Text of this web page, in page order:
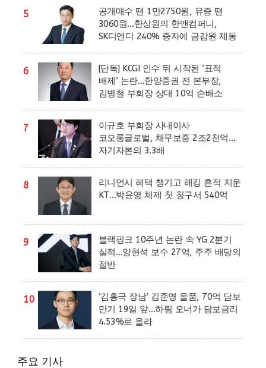
5
공개매수 땐 1만2750원, 유증 땐
3060원…한상원의 한앤컴퍼니,
SK디앤디 240% 증자에 금감원 제동
6
[단독] KCGI 인수 뒤 시작된 ‘표적
배제’ 논란…한양증권 전 본부장,
김병철 부회장 상대 10억 손배소
7
이규호 부회장 사내이사
코오롱글로벌, 채무보증 2조2천억…
자기자본의 3.3배
8
리니언시 혜택 챙기고 해킹 흔적 지운
KT…박윤영 체제 첫 청구서 540억
9
블랙핑크 10주년 논란 속 YG 2분기
실적…양현석 보수 27억, 주주 배당의
절반
10
‘김홍국 장남’ 김준영 올품, 70억 담보
만기 19일 앞…하림 오너가 담보금리
4.53%로 올라
주요 기사